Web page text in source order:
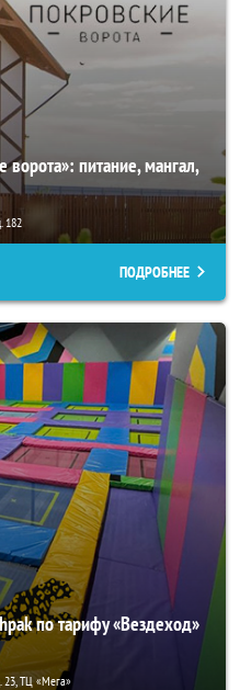
ворота»: питание, мангал,
182
ПОДРОБНЕЕ
по тарифу «Вездеход»
23, ТЦ «Мега»